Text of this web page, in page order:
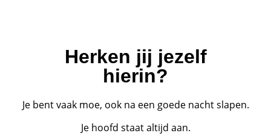
Herken jij jezelf
hierin?
Je bent vaak moe, ook na een goede nacht slapen.
Je hoofd staat altijd aan.